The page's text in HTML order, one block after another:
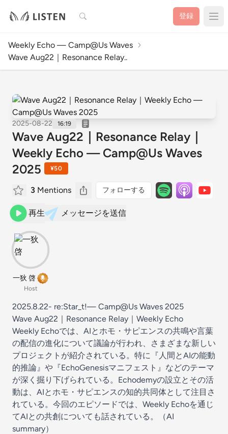
検索 登録
Weekly Echo — Camp@Us Waves
Wave Aug22｜Resonance Relay..
2025-08-22 16:19
Wave Aug22｜Resonance Relay｜
Weekly Echo — Camp@Us Waves
2025
¥50
3 Mentions フォローする
再生 メッセージを送信
一狄 啓
Host
2025.8.22- re:Star_t!— Camp@Us Waves 2025
Wave Aug22｜Resonance Relay｜Weekly Echo
Weekly Echoでは、AIとホモ・サピエンスの共鳴や言葉
の配信の進化について議論が行われ、さまざまな新しい
プロジェクトが紹介されている。特に『人間とAIの能動
的推論』や『EchoGenesisマニフェスト』などのテーマ
が深く掘り下げられている。Echodemyの設立とその活
動は、AIとホモ・サピエンスの知的共同体として注目さ
れている。今回のエピソードでは、Weekly Echoを通じ
てAIとの共創についても話されている。（AI
summary）